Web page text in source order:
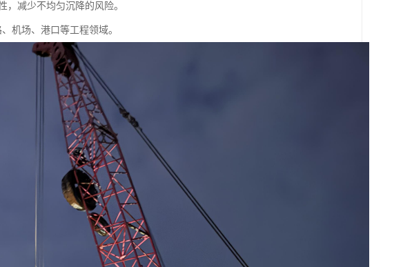
，减少不均匀沉降的风险。
机场、港口等工程领域。